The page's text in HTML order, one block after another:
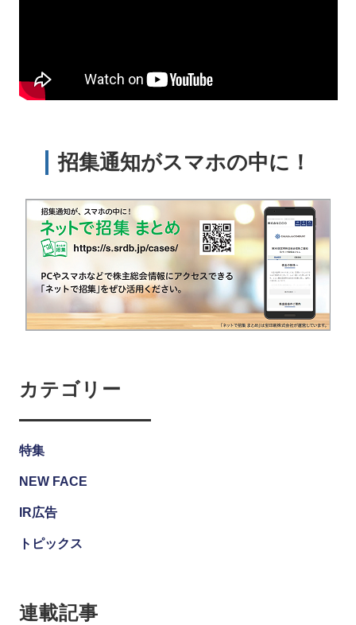
招集通知がスマホの中に！
カテゴリー
特集
NEW FACE
IR広告
トピックス
連載記事